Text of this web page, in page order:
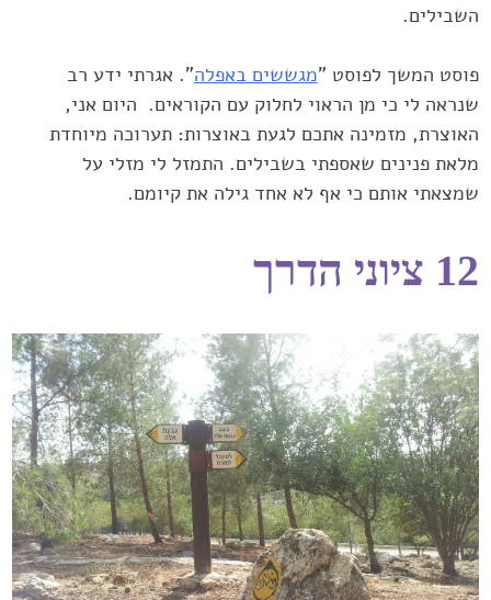
‏השבילים.‏
פוסט המשך לפוסט "מגששים באפלה". אגרתי ידע רב
שנראה לי כי מן ‏הראוי לחלוק עם הקוראים. ‏ היום אני,
האוצרת, מזמינה אתכם לגעת ‏באוצרות: תערוכה מיוחדת
מלאת פנינים שאספתי בשבילים. התמזל לי ‏מזלי על
שמצאתי אותם כי אף לא אחד גילה את קיומם.‏‏
12 ציוני הדרך